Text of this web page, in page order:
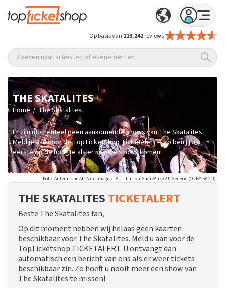
Op basis van 113.242reviews
Zoeken naar artiesten of evenementen
THE SKATALITES
Home / The Skatalites
Er zijn momenteel geen aankomende shows van The Skatalites.
Meld je aan voor de TopTicketShop TicketAlert — zo ben jij als
eerste op de hoogte als er nieuwe shows komen!
Foto: Auteur: The All-Nite Images - Attribution-ShareAlike 2.0 Generic (CC BY-SA 2.0)
THE SKATALITES TICKETALERT
Beste The Skatalites fan,
Op dit moment hebben wij helaas geen kaarten
beschikbaar voor The Skatalites. Meld u aan voor de
TopTicketshop TICKETALERT. U ontvangt dan
automatisch een bericht van ons als er weer tickets
beschikbaar zin. Zo hoeft u nooit meer een show van
The Skatalites te missen!